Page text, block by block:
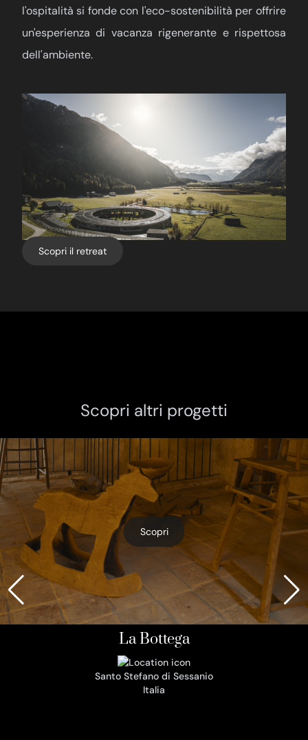
l'ospitalità si fonde con l'eco-sostenibilità per offrire
un'esperienza di vacanza rigenerante e rispettosa
dell'ambiente.
Scopri il retreat
Scopri altri progetti
Scopri
La Bottega
Santo Stefano di Sessanio
Italia